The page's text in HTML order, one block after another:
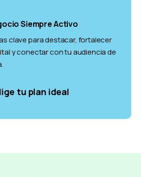
Siempre Activo
clave para destacar, fortalecer
y conectar con tu audiencia de
tu plan ideal